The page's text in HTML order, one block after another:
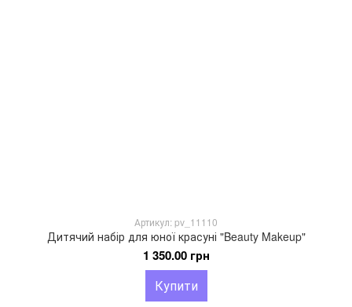
Артикул: pv_11110
Дитячий набір для юної красуні "Beauty Makeup"
1 350.00 грн
Купити